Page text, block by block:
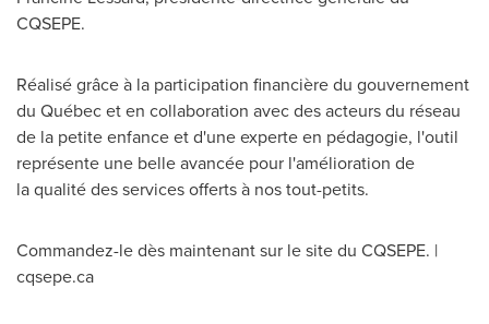
CQSEPE.
Réalisé grâce à la participation financière du gouvernement
du Québec et en collaboration avec des acteurs du réseau
de la petite enfance et d'une experte en pédagogie, l'outil
représente une belle avancée pour l'amélioration de
la qualité des services offerts à nos tout-petits.
Commandez-le dès maintenant sur le site du CQSEPE. |
cqsepe.ca